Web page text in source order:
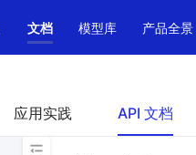
文档 模型库 产品全景
应用实践 API 文档